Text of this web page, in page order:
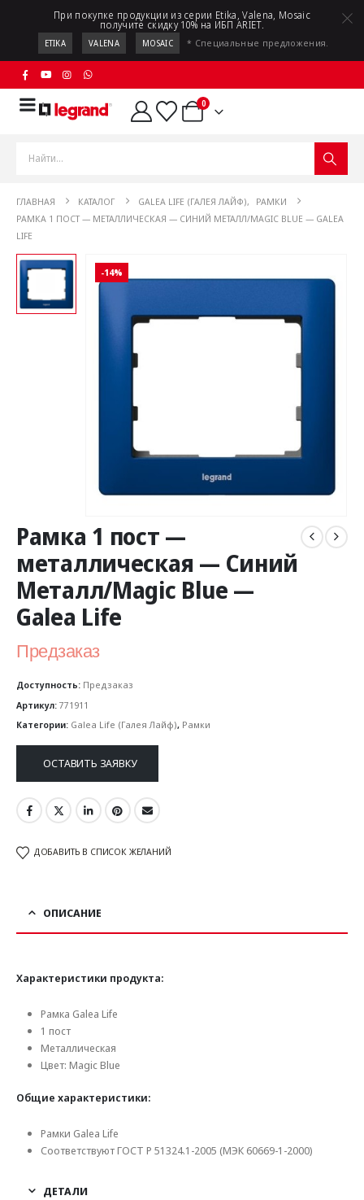
При покупке продукции из серии Etika, Valena, Mosaic
получите скидку 10% на ИБП ARIET.
ETIKA VALENA MOSAIC * Специальные предложения.
0
ГЛАВНАЯ КАТАЛОГ GALEA LIFE (ГАЛЕЯ ЛАЙФ),
РАМКИ
РАМКА 1 ПОСТ — МЕТАЛЛИЧЕСКАЯ — СИНИЙ МЕТАЛЛ/MAGIC BLUE — GALEA
LIFE
-14%
Рамка 1 пост —
металлическая — Синий
Металл/Magic Blue —
Galea Life
Предзаказ
Доступность: Предзаказ
Артикул: 771911
Категории: Galea Life (Галея Лайф), Рамки
ОСТАВИТЬ ЗАЯВКУ
ДОБАВИТЬ В СПИСОК ЖЕЛАНИЙ
ОПИСАНИЕ
Характеристики продукта:
Рамка Galea Life
1 пост
Металлическая
Цвет: Magic Blue
Общие характеристики:
Рамки Galea Life
Соответствуют ГОСТ Р 51324.1-2005 (МЭК 60669-1-2000)
ДЕТАЛИ